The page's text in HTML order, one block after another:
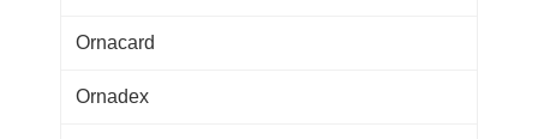
Ornacard
Ornadex